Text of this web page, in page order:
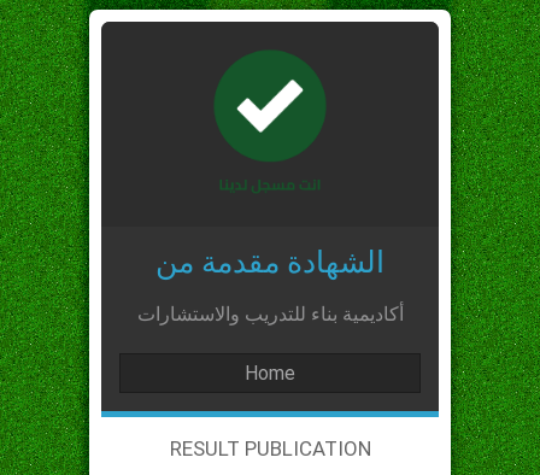
الشهادة مقدمة من
أكاديمية بناء للتدريب والاستشارات
Home
RESULT PUBLICATION